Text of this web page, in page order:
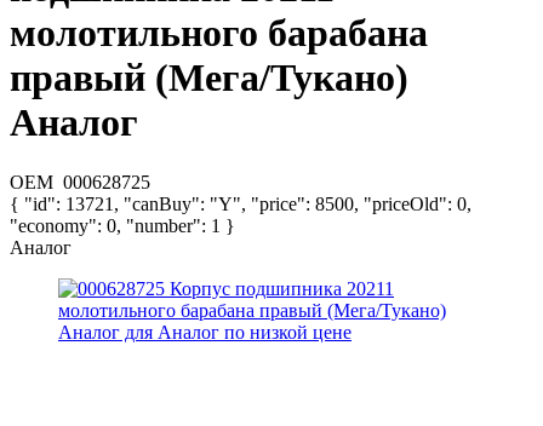
молотильного барабана
правый (Мега/Тукано)
Аналог
OEM 000628725
{ "id": 13721, "canBuy": "Y", "price": 8500, "priceOld": 0,
"economy": 0, "number": 1 }
Аналог